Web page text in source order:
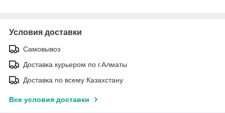
Условия доставки
Самовывоз
Доставка курьером по г.Алматы
Доставка по всему Казахстану
Все условия доставки